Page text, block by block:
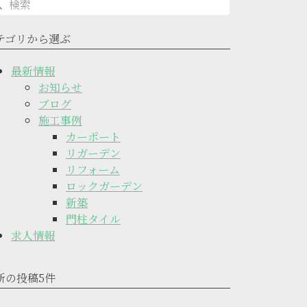
ゴリから選ぶ
最新情報
お知らせ
ブログ
施工事例
カーポート
リガーデン
リフォーム
ロックガーデン
新築
門柱タイル
求人情報
の投稿5件